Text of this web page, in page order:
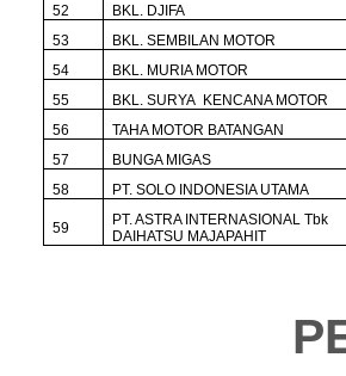
52
BKL. DJIFA
53
BKL. SEMBILAN MOTOR
54
BKL. MURIA MOTOR
55
BKL. SURYA KENCANA MOTOR
56
TAHA MOTOR BATANGAN
57
BUNGA MIGAS
58
PT. SOLO INDONESIA UTAMA
59
PT. ASTRA INTERNASIONAL Tbk
DAIHATSU MAJAPAHIT